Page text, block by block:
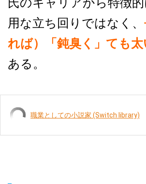
用な立ち回りではなく、
れば）「鈍臭く」ても
ある。
職業としての小説家 (Switch library)